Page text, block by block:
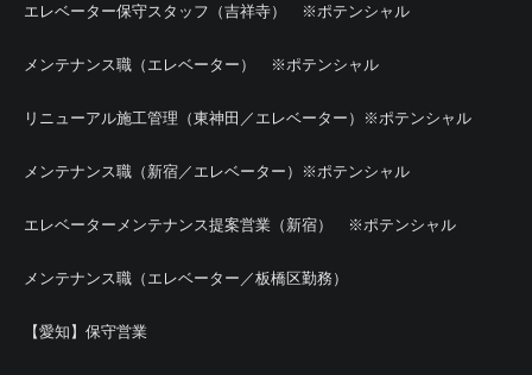
エレベーター保守スタッフ（吉祥寺） ※ポテンシャル
メンテナンス職（エレベーター） ※ポテンシャル
リニューアル施工管理（東神田／エレベーター）※ポテンシャル
メンテナンス職（新宿／エレベーター）※ポテンシャル
エレベーターメンテナンス提案営業（新宿） ※ポテンシャル
メンテナンス職（エレベーター／板橋区勤務）
【愛知】保守営業